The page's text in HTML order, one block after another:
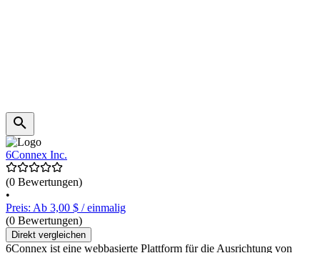
6Connex Inc.
(0 Bewertungen)
•
Preis: Ab 3,00 $ / einmalig
(0 Bewertungen)
Direkt vergleichen
6Connex ist eine webbasierte Plattform für die Ausrichtung von